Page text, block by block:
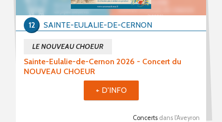
Sainte-Eulalie-de-Cernon 2026 - Concert du
NOUVEAU CHOEUR
LE NOUVEAU CHOEUR
Concerts dans l'Aveyron
SAINTE-EULALIE-DE-CERNON
12
+ D'INFO